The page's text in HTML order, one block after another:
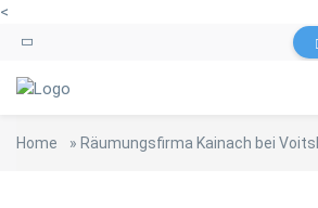
<
Home » Räumungsfirma Kainach bei